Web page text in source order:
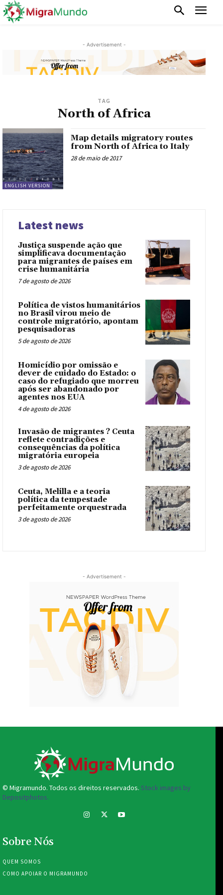
- Advertisement -
TAG
North of Africa
ENGLISH VERSION
Map details migratory routes
from North of Africa to Italy
28 de maio de 2017
Latest news
Justiça suspende ação que
simplificava documentação
para migrantes de países em
crise humanitária
7 de agosto de 2026
Política de vistos humanitários
no Brasil virou meio de
controle migratório, apontam
pesquisadoras
5 de agosto de 2026
Homicídio por omissão e
dever de cuidado do Estado: o
caso do refugiado que morreu
após ser abandonado por
agentes nos EUA
4 de agosto de 2026
Invasão de migrantes ? Ceuta
reflete contradições e
consequências da política
migratória europeia
3 de agosto de 2026
Ceuta, Melilla e a teoria
política da tempestade
perfeitamente orquestrada
3 de agosto de 2026
- Advertisement -
© Migramundo. Todos os direitos reservados. Stock images by
Depositphotos.
Sobre Nós
QUEM SOMOS
COMO APOIAR O MIGRAMUNDO